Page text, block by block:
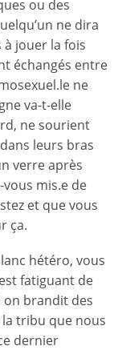
ou des
ne dira
jouer la fois
échangés entre
ne
va-t-elle
ne sourient
leurs bras
verre après
mis.e de
et que vous
ça.
hétéro, vous
fatiguant de
on brandit des
la tribu que nous
dernier